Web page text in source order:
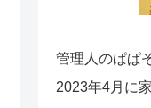
管理人のぱぱ
2023年4月に